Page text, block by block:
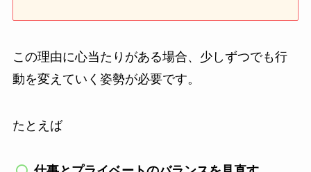
この理由に心当たりがある場合、少しずつでも行
動を変えていく姿勢が必要です。
たとえば